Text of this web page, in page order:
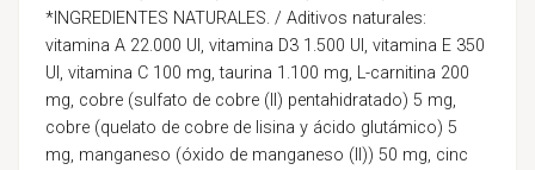
*INGREDIENTES NATURALES. / Aditivos naturales:
vitamina A 22.000 UI, vitamina D3 1.500 UI, vitamina E 350
UI, vitamina C 100 mg, taurina 1.100 mg, L-carnitina 200
mg, cobre (sulfato de cobre (II) pentahidratado) 5 mg,
cobre (quelato de cobre de lisina y ácido glutámico) 5
mg, manganeso (óxido de manganeso (II)) 50 mg, cinc